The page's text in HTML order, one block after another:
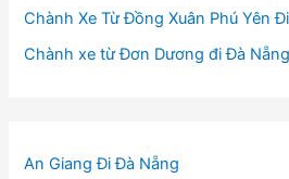
Chành Xe Từ Đồng Xuân Phú Yên
Chành xe từ Đơn Dương đi Đà Nẵng
An Giang Đi Đà Nẵng